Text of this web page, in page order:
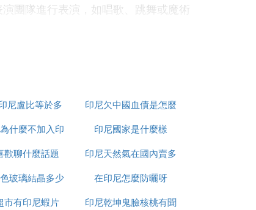
團隊進行表演，如唱歌、跳舞或魔術
在」房間內。
大55歲妻子羅哈婭（71歲）。他們的婚
尼盧比等於多
少人民幣
印尼欠中國血債是怎麼
回事
什麼不加入印
尼
印尼國家是什麼樣
歡聊什麼話題
印尼天然氣在國內賣多
少錢
玻璃結晶多少
錢一平方
在印尼怎麼防曬呀
市有印尼蝦片
印尼乾坤鬼臉核桃有聞